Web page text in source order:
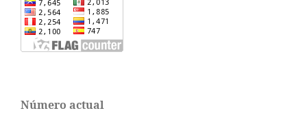
Número actual